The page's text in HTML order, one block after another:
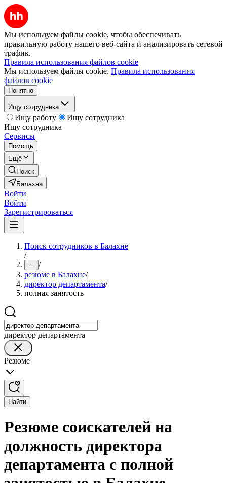
Мы используем файлы cookie, чтобы обеспечивать
правильную работу нашего веб-сайта и анализировать сетевой
трафик.
Правила использования файлов cookie
Мы используем файлы cookie. Правила использования
файлов cookie
Понятно
Ищу сотрудника
Ищу работу
Ищу сотрудника
Ищу сотрудника
Сервисы
Помощь
Ещё
Поиск
Балахна
Войти
Войти
Зарегистрироваться
Поиск сотрудников в Балахне
/
... /
резюме в Балахне/
директор департамента/
полная занятость
директор департамента
Резюме
Найти
Резюме соискателей на
должность директора
департамента с полной